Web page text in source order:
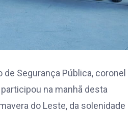
Segurança Pública, coronel
na manhã desta
do Leste, da solenidade